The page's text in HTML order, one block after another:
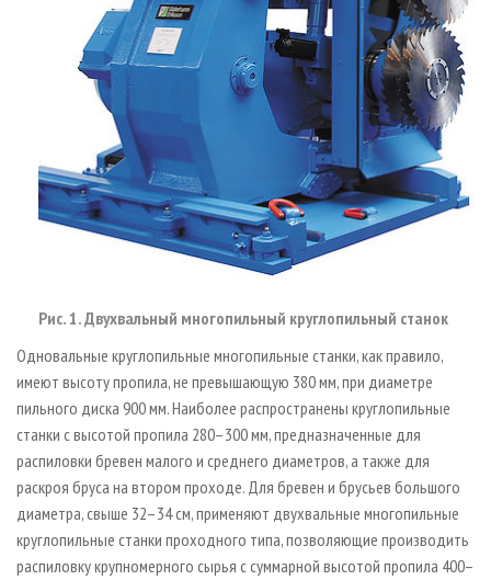
Рис. 1. Двухвальный многопильный круглопильный станок
Одновальные круглопильные многопильные станки, как правило,
имеют высоту пропила, не превышающую 380 мм, при диаметре
пильного диска 900 мм. Наиболее распространены круглопильные
станки с высотой пропила 280–300 мм, предназначенные для
распиловки бревен малого и среднего диаметров, а также для
раскроя бруса на втором проходе. Для бревен и брусьев большого
диаметра, свыше 32–34 см, применяют двухвальные многопильные
круглопильные станки проходного типа, позволяющие производить
распиловку крупномерного сырья с суммарной высотой пропила 400–